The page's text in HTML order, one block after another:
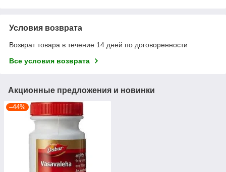
Условия возврата
Возврат товара в течение 14 дней по договоренности
Все условия возврата
Акционные предложения и новинки
–44%